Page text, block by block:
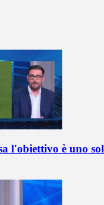
l'obiettivo è uno